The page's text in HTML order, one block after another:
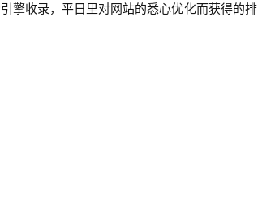
擎收录，平日里对网站的悉心优化而获得的排